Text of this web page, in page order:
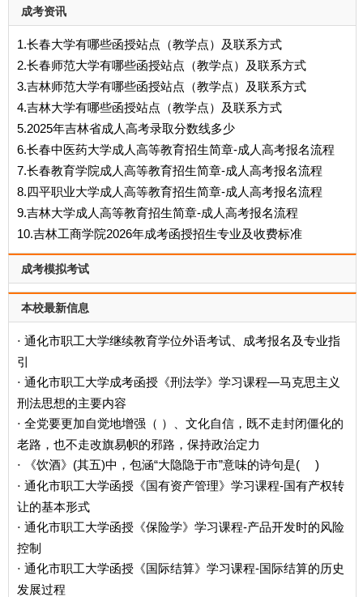
成考资讯
1.长春大学有哪些函授站点（教学点）及联系方式
2.长春师范大学有哪些函授站点（教学点）及联系方式
3.吉林师范大学有哪些函授站点（教学点）及联系方式
4.吉林大学有哪些函授站点（教学点）及联系方式
5.2025年吉林省成人高考录取分数线多少
6.长春中医药大学成人高等教育招生简章-成人高考报名流程
7.长春教育学院成人高等教育招生简章-成人高考报名流程
8.四平职业大学成人高等教育招生简章-成人高考报名流程
9.吉林大学成人高等教育招生简章-成人高考报名流程
10.吉林工商学院2026年成考函授招生专业及收费标准
成考模拟考试
本校最新信息
· 通化市职工大学继续教育学位外语考试、成考报名及专业指
引
· 通化市职工大学成考函授《刑法学》学习课程—马克思主义
刑法思想的主要内容
· 全党要更加自觉地增强（ ）、文化自信，既不走封闭僵化的
老路，也不走改旗易帜的邪路，保持政治定力
· 《饮酒》(其五)中，包涵“大隐隐于市”意味的诗句是( )
· 通化市职工大学函授《国有资产管理》学习课程-国有产权转
让的基本形式
· 通化市职工大学函授《保险学》学习课程-产品开发时的风险
控制
· 通化市职工大学函授《国际结算》学习课程-国际结算的历史
发展过程